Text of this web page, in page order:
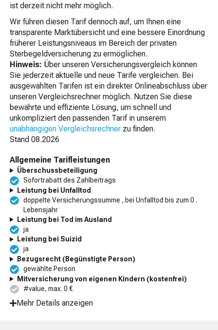
ist derzeit nicht mehr möglich.
Wir führen diesen Tarif dennoch auf, um Ihnen eine
transparente Marktübersicht und eine bessere Einordnung
früherer Leistungsniveaus im Bereich der privaten
Sterbegeldversicherung zu ermöglichen.
Hinweis: Über unseren Versicherungsvergleich können
Sie jederzeit aktuelle und neue Tarife vergleichen. Bei
ausgewählten Tarifen ist ein direkter Onlineabschluss über
unseren Vergleichsrechner möglich. Nutzen Sie diese
bewährte und effiziente Lösung, um schnell und
unkompliziert den passenden Tarif in unserem
unabhängigen Vergleichsrechner zu finden.
Stand 08.2026
Allgemeine Tarifleistungen
Überschussbeteiligung
Sofortrabatt des Zahlbeitrags
Leistung bei Unfalltod
doppelte Versicherungssumme , bei Unfalltod bis zum 0 .
Lebensjahr
Leistung bei Tod im Ausland
ja
Leistung bei Suizid
ja
Bezugsrecht (Begünstigte Person)
gewählte Person
Mitversicherung von eigenen Kindern (kostenfrei)
#value, max. 0 €
Mehr Details anzeigen